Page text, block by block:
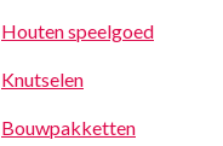
Houten speelgoed
Knutselen
Bouwpakketten